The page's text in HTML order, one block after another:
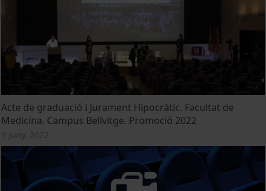
Acte de graduació i Jurament Hipocràtic. Facultat de
Medicina. Campus Bellvitge. Promoció 2022
3 juny, 2022